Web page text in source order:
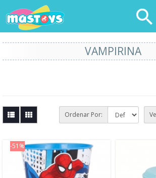
VAMPIRINA
Ordenar Por:
-51%